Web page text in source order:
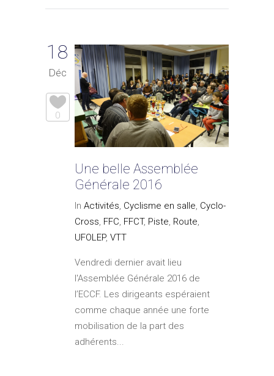
18
Déc
0
Une belle Assemblée
Générale 2016
In Activités, Cyclisme en salle, Cyclo-
Cross, FFC, FFCT, Piste, Route,
UFOLEP, VTT
Vendredi dernier avait lieu
l'Assemblée Générale 2016 de
l’ECCF. Les dirigeants espéraient
comme chaque année une forte
mobilisation de la part des
adhérents...